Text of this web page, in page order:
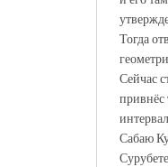
Тогда
Сейчас
Сабаю